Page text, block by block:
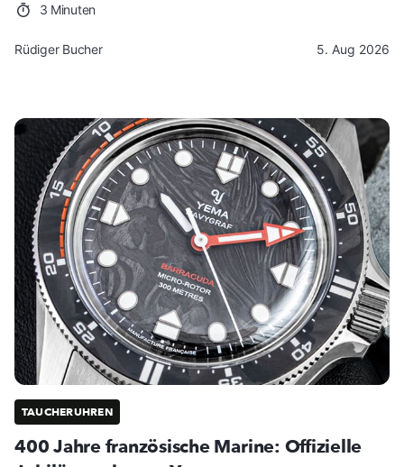
3 Minuten
Rüdiger Bucher 5. Aug 2026
TAUCHERUHREN
400 Jahre französische Marine: Offizielle